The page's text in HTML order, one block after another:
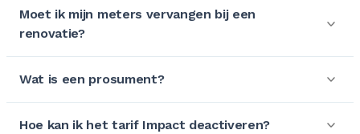
Moet ik mijn meters vervangen bij een
renovatie?
Wat is een prosument?
Hoe kan ik het tarif Impact deactiveren?